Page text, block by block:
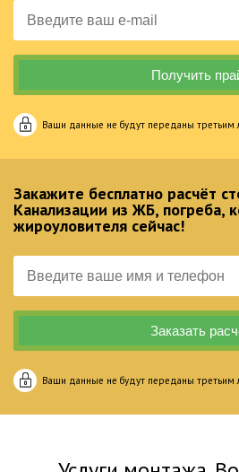
Ваши данные не будут переданы третьим
Закажите бесплатно расчёт
Канализации из ЖБ, погреба,
жироуловителя сейчас!
Ваши данные не будут переданы третьим